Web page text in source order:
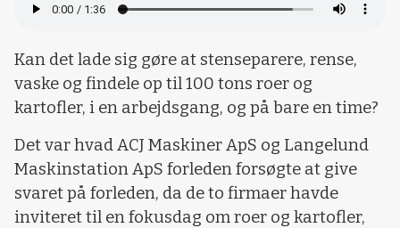
Kan det lade sig gøre at stenseparere, rense,
vaske og findele op til 100 tons roer og
kartofler, i en arbejdsgang, og på bare en time?
Det var hvad ACJ Maskiner ApS og Langelund
Maskinstation ApS forleden forsøgte at give
svaret på forleden, da de to firmaer havde
inviteret til en fokusdag om roer og kartofler,